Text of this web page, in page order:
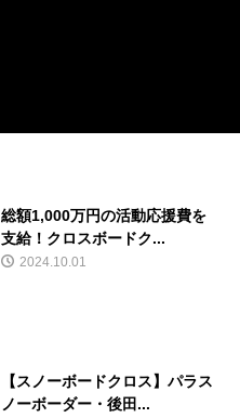
総額1,000万円の活動応援費を
支給！クロスボードク...
2024.10.01
【スノーボードクロス】パラス
ノーボーダー・後田...